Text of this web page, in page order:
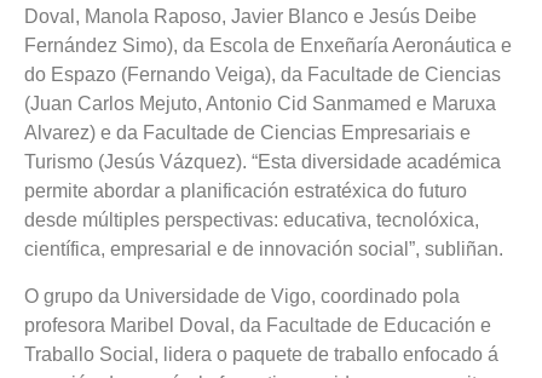
Doval, Manola Raposo, Javier Blanco e Jesús Deibe
Fernández Simo), da Escola de Enxeñaría Aeronáutica e
do Espazo (Fernando Veiga), da Facultade de Ciencias
(Juan Carlos Mejuto, Antonio Cid Sanmamed e Maruxa
Alvarez) e da Facultade de Ciencias Empresariais e
Turismo (Jesús Vázquez). “Esta diversidade académica
permite abordar a planificación estratéxica do futuro
desde múltiples perspectivas: educativa, tecnolóxica,
científica, empresarial e de innovación social”, subliñan.
O grupo da Universidade de Vigo, coordinado pola
profesora Maribel Doval, da Facultade de Educación e
Traballo Social, lidera o paquete de traballo enfocado á